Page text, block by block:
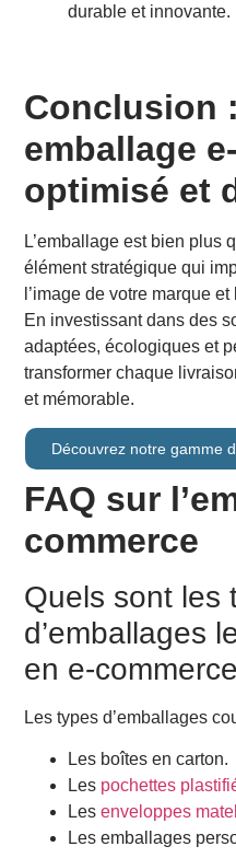
durable et innovante.
Conclusion
emballage
optimisé et
L’emballage est bien plus
élément stratégique qui
l’image de votre marque
En investissant dans des
adaptées, écologiques et
transformer chaque
et mémorable.
Découvrez notre gamme
FAQ sur
commerce
Quels sont les
d’emballages
en e-
Les types d’emballages
Les boîtes en carton.
Les pochettes
Lesenveloppes
Les emballages